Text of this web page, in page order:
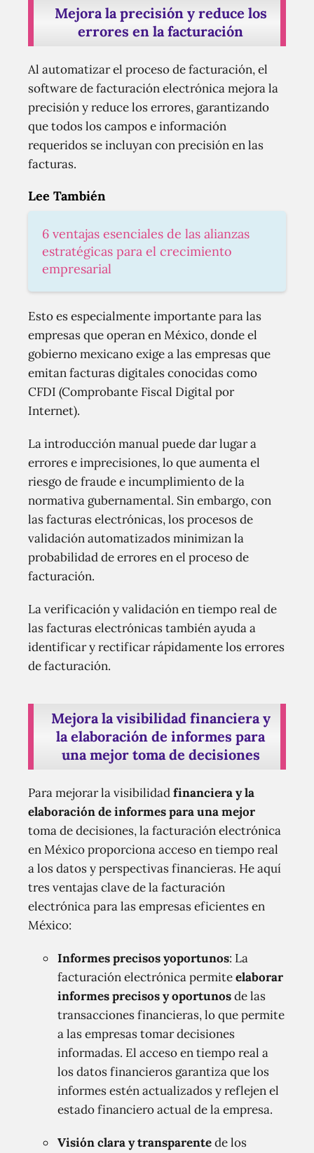
Mejora la precisión y reduce los
errores en la facturación
Al automatizar el proceso de facturación, el
software de facturación electrónica mejora la
precisión y reduce los errores, garantizando
que todos los campos e información
requeridos se incluyan con precisión en las
facturas.
Lee También
6 ventajas esenciales de las alianzas
estratégicas para el crecimiento
empresarial
Esto es especialmente importante para las
empresas que operan en México, donde el
gobierno mexicano exige a las empresas que
emitan facturas digitales conocidas como
CFDI (Comprobante Fiscal Digital por
Internet).
La introducción manual puede dar lugar a
errores e imprecisiones, lo que aumenta el
riesgo de fraude e incumplimiento de la
normativa gubernamental. Sin embargo, con
las facturas electrónicas, los procesos de
validación automatizados minimizan la
probabilidad de errores en el proceso de
facturación.
La verificación y validación en tiempo real de
las facturas electrónicas también ayuda a
identificar y rectificar rápidamente los errores
de facturación.
Mejora la visibilidad financiera y
la elaboración de informes para
una mejor toma de decisiones
Para mejorar la visibilidadfinanciera y la
elaboración de informes para una mejor
toma de decisiones, la facturación electrónica
en México proporciona acceso en tiempo real
a los datos y perspectivas financieras. He aquí
tres ventajas clave de la facturación
electrónica para las empresas eficientes en
México:
Informes precisos yoportunos: La
facturación electrónica permiteelaborar
informes precisos y oportunosde las
transacciones financieras, lo que permite
a las empresas tomar decisiones
informadas. El acceso en tiempo real a
los datos financieros garantiza que los
informes estén actualizados y reflejen el
estado financiero actual de la empresa.
Visión clara y transparentede los